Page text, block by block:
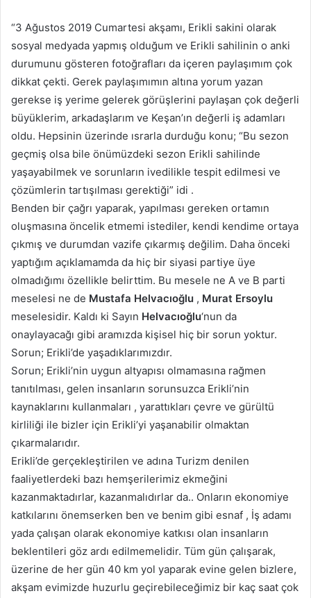
“3 Ağustos 2019 Cumartesi akşamı, Erikli sakini olarak
sosyal medyada yapmış olduğum ve Erikli sahilinin o anki
durumunu gösteren fotoğrafları da içeren paylaşımım çok
dikkat çekti. Gerek paylaşımımın altına yorum yazan
gerekse iş yerime gelerek görüşlerini paylaşan çok değerli
büyüklerim, arkadaşlarım ve Keşan’ın değerli iş adamları
oldu. Hepsinin üzerinde ısrarla durduğu konu; “Bu sezon
geçmiş olsa bile önümüzdeki sezon Erikli sahilinde
yaşayabilmek ve sorunların ivedilikle tespit edilmesi ve
çözümlerin tartışılması gerektiği” idi .
Benden bir çağrı yaparak, yapılması gereken ortamın
oluşmasına öncelik etmemi istediler, kendi kendime ortaya
çıkmış ve durumdan vazife çıkarmış değilim. Daha önceki
yaptığım açıklamamda da hiç bir siyasi partiye üye
olmadığımı özellikle belirttim. Bu mesele ne A ve B parti
meselesi ne de Mustafa Helvacıoğlu , Murat Ersoylu
meselesidir. Kaldı ki Sayın Helvacıoğlu‘nun da
onaylayacağı gibi aramızda kişisel hiç bir sorun yoktur.
Sorun; Erikli’de yaşadıklarımızdır.
Sorun; Erikli’nin uygun altyapısı olmamasına rağmen
tanıtılması, gelen insanların sorunsuzca Erikli’nin
kaynaklarını kullanmaları , yarattıkları çevre ve gürültü
kirliliği ile bizler için Erikli’yi yaşanabilir olmaktan
çıkarmalarıdır.
Erikli’de gerçekleştirilen ve adına Turizm denilen
faaliyetlerdeki bazı hemşerilerimiz ekmeğini
kazanmaktadırlar, kazanmalıdırlar da.. Onların ekonomiye
katkılarını önemserken ben ve benim gibi esnaf , İş adamı
yada çalışan olarak ekonomiye katkısı olan insanların
beklentileri göz ardı edilmemelidir. Tüm gün çalışarak,
üzerine de her gün 40 km yol yaparak evine gelen bizlere,
akşam evimizde huzurlu geçirebileceğimiz bir kaç saat çok